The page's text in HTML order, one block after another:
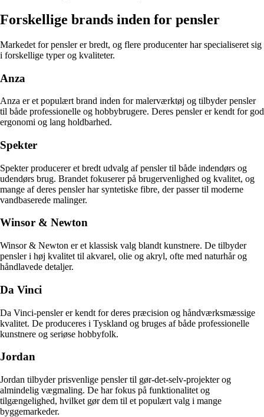
Forskellige brands inden for pensler
Markedet for pensler er bredt, og flere producenter har specialiseret sig
i forskellige typer og kvaliteter.
Anza
Anza er et populært brand inden for malerværktøj og tilbyder pensler
til både professionelle og hobbybrugere. Deres pensler er kendt for god
ergonomi og lang holdbarhed.
Spekter
Spekter producerer et bredt udvalg af pensler til både indendørs og
udendørs brug. Brandet fokuserer på brugervenlighed og kvalitet, og
mange af deres pensler har syntetiske fibre, der passer til moderne
vandbaserede malinger.
Winsor & Newton
Winsor & Newton er et klassisk valg blandt kunstnere. De tilbyder
pensler i høj kvalitet til akvarel, olie og akryl, ofte med naturhår og
håndlavede detaljer.
Da Vinci
Da Vinci-pensler er kendt for deres præcision og håndværksmæssige
kvalitet. De produceres i Tyskland og bruges af både professionelle
kunstnere og seriøse hobbyfolk.
Jordan
Jordan tilbyder prisvenlige pensler til gør-det-selv-projekter og
almindelig vægmaling. De har fokus på funktionalitet og
tilgængelighed, hvilket gør dem til et populært valg i mange
byggemarkeder.